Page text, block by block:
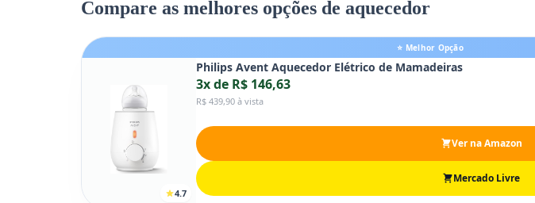
Compare as melhores opções de aquecedor
⭐ Melhor Opção
4.7
Philips Avent Aquecedor Elétrico de Mamadeiras
3x de R$ 146,63
R$ 439,90 à vista
Ver na Amazon
Mercado Livre